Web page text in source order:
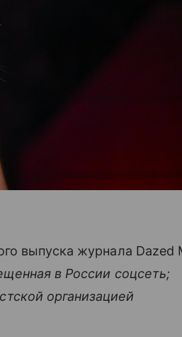
выпуска журнала Dazed
в России соцсеть;
организацией